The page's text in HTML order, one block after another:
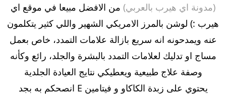
(مدونة اي هيرب بالعربي) من الافضل مبيعا في موقع اي
هيرب :) لوشن بالمرز الامريكي الشهير واللي كثير يتكلمون
عنه ويمدحونه انه سريع بازالة علامات التمدد، خاص بعمل
مساج او تدليك لعلامات التمدد بالبشرة والجلد، رائع وكأنه
وصفة علاج طبيعية ويعطيكي نتايج العيادة الجلدية
يحتوي على زبدة الكاكاو و فيتامين E انصحكم به بجد